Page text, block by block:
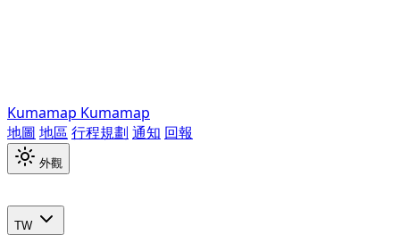
Kumamap Kumamap
地圖 地區 行程規劃 通知 回報
外觀
TW